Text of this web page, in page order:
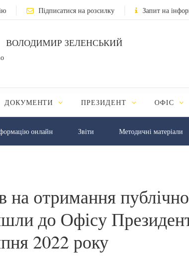
Підписатися на розсилку Запит на
ВОЛОДИМИР ЗЕЛЕНСЬКИЙ
ДОКУМЕНТИ ПРЕЗИДЕНТ ОФІС
онлайн Звіти Методичні матеріали
на отримання
до Офісу
2022 року